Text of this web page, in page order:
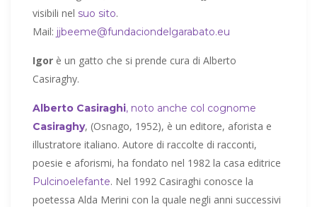
visibili nel suo sito.
Mail: jjbeeme@fundaciondelgarabato.eu
Igor è un gatto che si prende cura di Alberto
Casiraghy.
Alberto Casiraghi, noto anche col cognome
Casiraghy, (Osnago, 1952), è un editore, aforista e
illustratore italiano. Autore di raccolte di racconti,
poesie e aforismi, ha fondato nel 1982 la casa editrice
Pulcinoelefante. Nel 1992 Casiraghi conosce la
poetessa Alda Merini con la quale negli anni successivi